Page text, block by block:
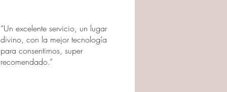
“Un excelente servicio, un lugar
divino, con la mejor tecnología
para consentirnos, super
recomendado.”